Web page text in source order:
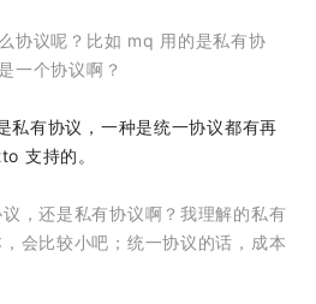
协议呢？比如 mq 用的是私有协
一个协议啊？
私有协议，一种是统一协议都有再
支持的。
，还是私有协议啊？我理解的私有
会比较小吧；统一协议的话，成本